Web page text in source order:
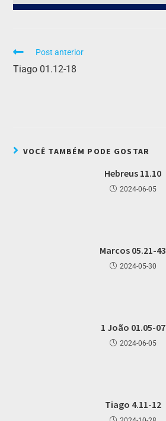
Post anterior
Tiago 01.12-18
VOCÊ TAMBÉM PODE GOSTAR
Hebreus 11.10
2024-06-05
Marcos 05.21-43
2024-05-30
1 João 01.05-07
2024-06-05
Tiago 4.11-12